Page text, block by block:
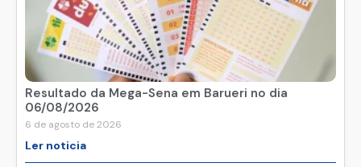
Resultado da Mega-Sena em Barueri no dia
06/08/2026
6 de agosto de 2026
Ler noticia